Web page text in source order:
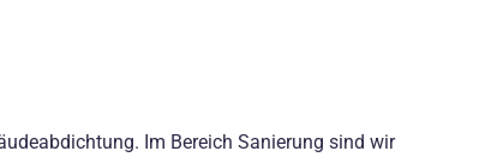
Im Bereich Sanierung sind wir